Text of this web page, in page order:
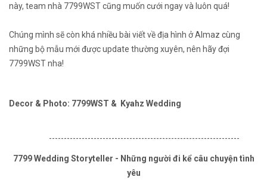
này, team nhà 7799WST cũng muốn cưới ngay và luôn quá!
Chúng mình sẽ còn khá nhiều bài viết về địa hình ở Almaz cùng
những bộ mẫu mới được update thường xuyên, nên hãy đợi
7799WST nha!
Decor & Photo: 7799WST & Kyahz Wedding
----------------------------------------------------------------
7799 Wedding Storyteller - Những người đi kể câu chuyện tình
yêu